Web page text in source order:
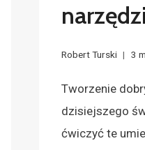
Robert Turski 3
Tworzenie
dzisiejszego
ćwiczyć te